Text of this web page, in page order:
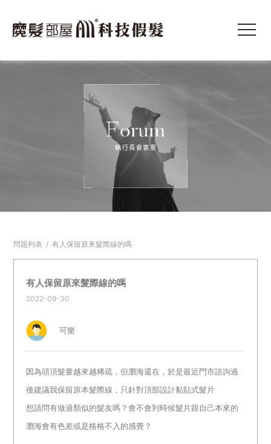
問題列表 / 有人保留原來髮際線的嗎
有人保留原來髮際線的嗎
2022-09-30
可樂
因為頭頂髮量越來越稀疏，但瀏海還在，於是最近門市諮詢過
後建議我保留原本髮際線，只針對頂部設計黏貼式髮片
想請問有做過類似的髮友嗎？會不會到時候髮片跟自己本來的
瀏海會有色差或是格格不入的感覺？